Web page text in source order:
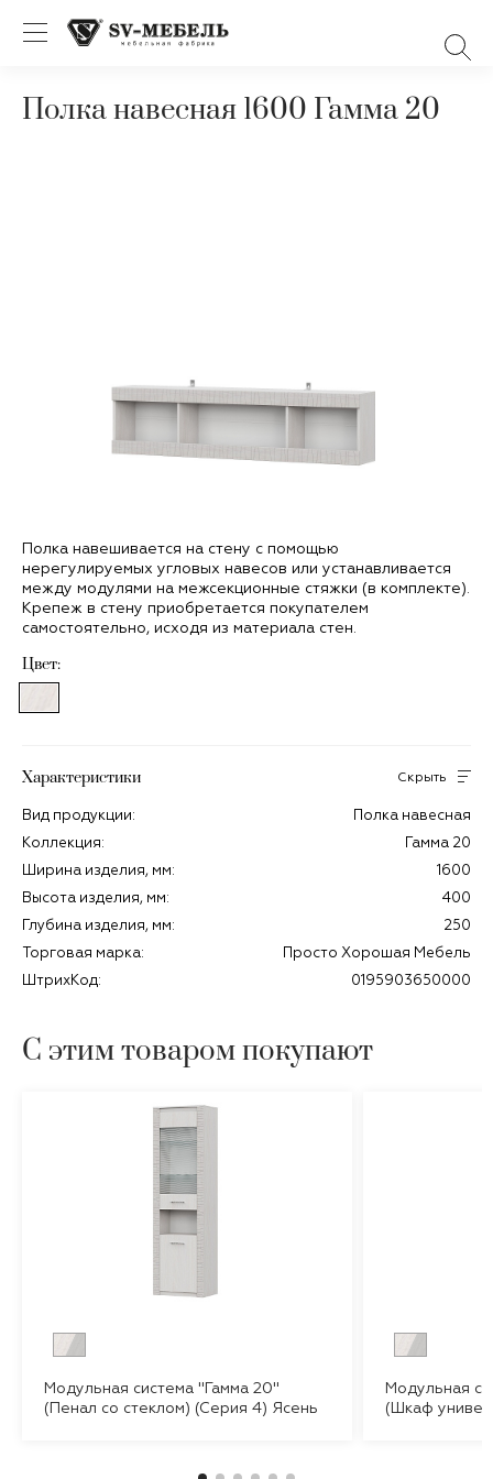
Полка навесная 1600 Гамма 20
Полка навешивается на стену с помощью
нерегулируемых угловых навесов или устанавливается
между модулями на межсекционные стяжки (в комплекте).
Крепеж в стену приобретается покупателем
самостоятельно, исходя из материала стен.
Цвет:
Характеристики Скрыть
Вид продукции:
Полка навесная
Коллекция:
Гамма 20
Ширина изделия, мм:
1600
Высота изделия, мм:
400
Глубина изделия, мм:
250
Торговая марка:
Просто Хорошая Мебель
ШтрихКод:
0195903650000
С этим товаром покупают
Модульная система "Гамма 20"
(Пенал со стеклом) (Серия 4) Ясень
Модульная
(Шкаф